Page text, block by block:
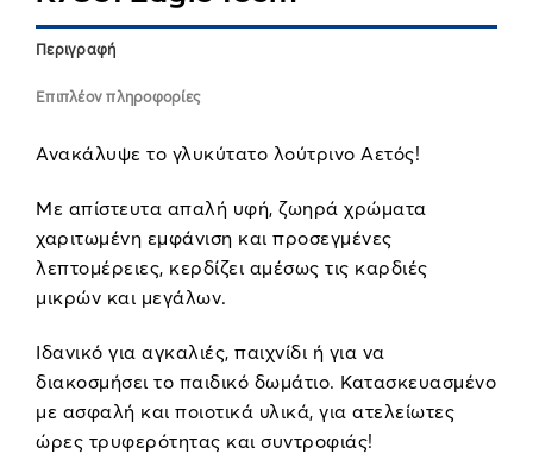
Περιγραφή
Επιπλέον πληροφορίες
Ανακάλυψε το γλυκύτατο λούτρινο Αετός!
Με απίστευτα απαλή υφή, ζωηρά χρώματα
χαριτωμένη εμφάνιση και προσεγμένες
λεπτομέρειες, κερδίζει αμέσως τις καρδιές
μικρών και μεγάλων.
Ιδανικό για αγκαλιές, παιχνίδι ή για να
διακοσμήσει το παιδικό δωμάτιο. Κατασκευασμένο
με ασφαλή και ποιοτικά υλικά, για ατελείωτες
ώρες τρυφερότητας και συντροφιάς!